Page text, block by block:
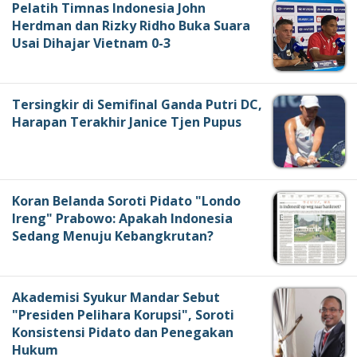
Pelatih Timnas Indonesia John
Herdman dan Rizky Ridho Buka Suara
Usai Dihajar Vietnam 0-3
Tersingkir di Semifinal Ganda Putri DC,
Harapan Terakhir Janice Tjen Pupus
Koran Belanda Soroti Pidato "Londo
Ireng" Prabowo: Apakah Indonesia
Sedang Menuju Kebangkrutan?
Akademisi Syukur Mandar Sebut
"Presiden Pelihara Korupsi", Soroti
Konsistensi Pidato dan Penegakan
Hukum